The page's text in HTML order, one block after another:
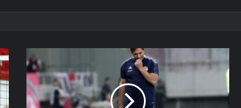
«Καταλαβαίνω
το
θυμό
των
οπαδών